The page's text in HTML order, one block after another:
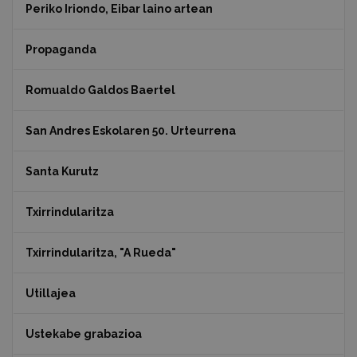
Periko Iriondo, Eibar laino artean
Propaganda
Romualdo Galdos Baertel
San Andres Eskolaren 50. Urteurrena
Santa Kurutz
Txirrindularitza
Txirrindularitza, "A Rueda"
Utillajea
Ustekabe grabazioa